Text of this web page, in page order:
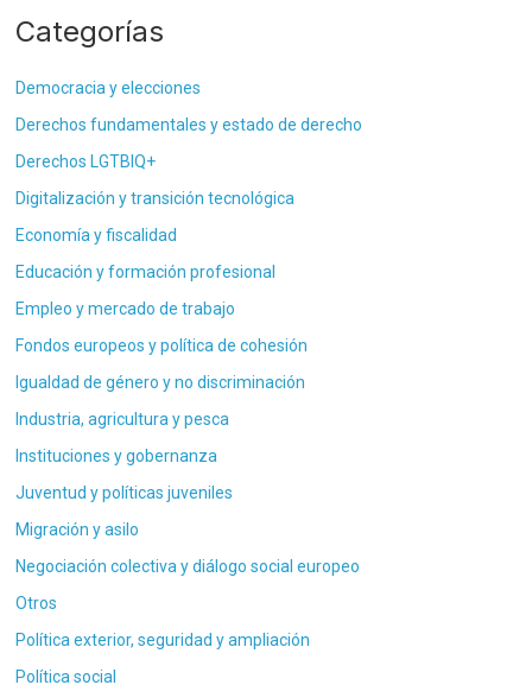
Categorías
Democracia y elecciones
Derechos fundamentales y estado de derecho
Derechos LGTBIQ+
Digitalización y transición tecnológica
Economía y fiscalidad
Educación y formación profesional
Empleo y mercado de trabajo
Fondos europeos y política de cohesión
Igualdad de género y no discriminación
Industria, agricultura y pesca
Instituciones y gobernanza
Juventud y políticas juveniles
Migración y asilo
Negociación colectiva y diálogo social europeo
Otros
Política exterior, seguridad y ampliación
Política social